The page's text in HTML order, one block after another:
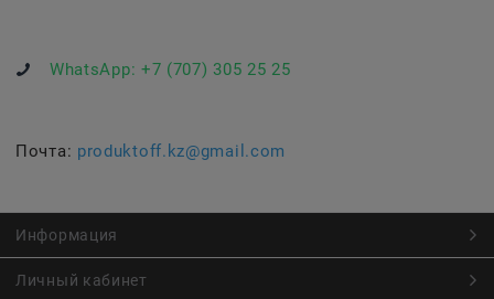
WhatsApp: +7 (707) 305 25 25
Почта: produktoff.kz@gmail.com
Информация
Личный кабинет